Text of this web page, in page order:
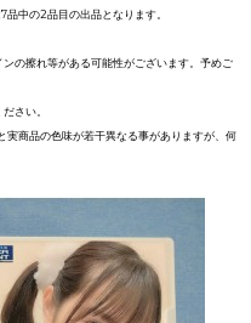
中の2品目の出品となります。
の擦れ等がある可能性がございます。予めご
さい。
商品の色味が若干異なる事がありますが、何